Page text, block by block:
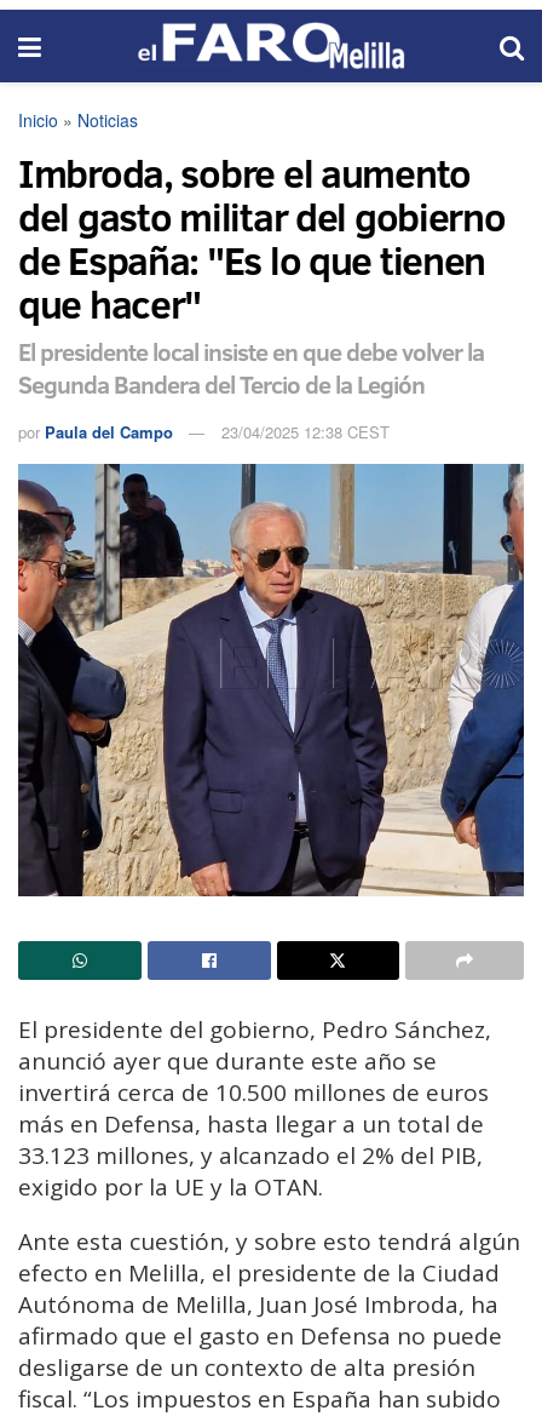
Inicio » Noticias
Imbroda, sobre el aumento
del gasto militar del gobierno
de España: "Es lo que tienen
que hacer"
El presidente local insiste en que debe volver la
Segunda Bandera del Tercio de la Legión
por Paula del Campo 23/04/2025 12:38 CEST
El presidente del gobierno, Pedro Sánchez,
anunció ayer que durante este año se
invertirá cerca de 10.500 millones de euros
más en Defensa, hasta llegar a un total de
33.123 millones, y alcanzado el 2% del PIB,
exigido por la UE y la OTAN.
Ante esta cuestión, y sobre esto tendrá algún
efecto en Melilla, el presidente de la Ciudad
Autónoma de Melilla, Juan José Imbroda, ha
afirmado que el gasto en Defensa no puede
desligarse de un contexto de alta presión
fiscal. “Los impuestos en España han subido